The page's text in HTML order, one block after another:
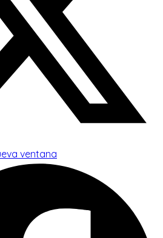
ventana